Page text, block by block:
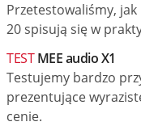
Przetestowaliśmy, jak
20 spisują się w
TESTMEE audio X1
Testujemy bardzo
prezentujące
cenie.